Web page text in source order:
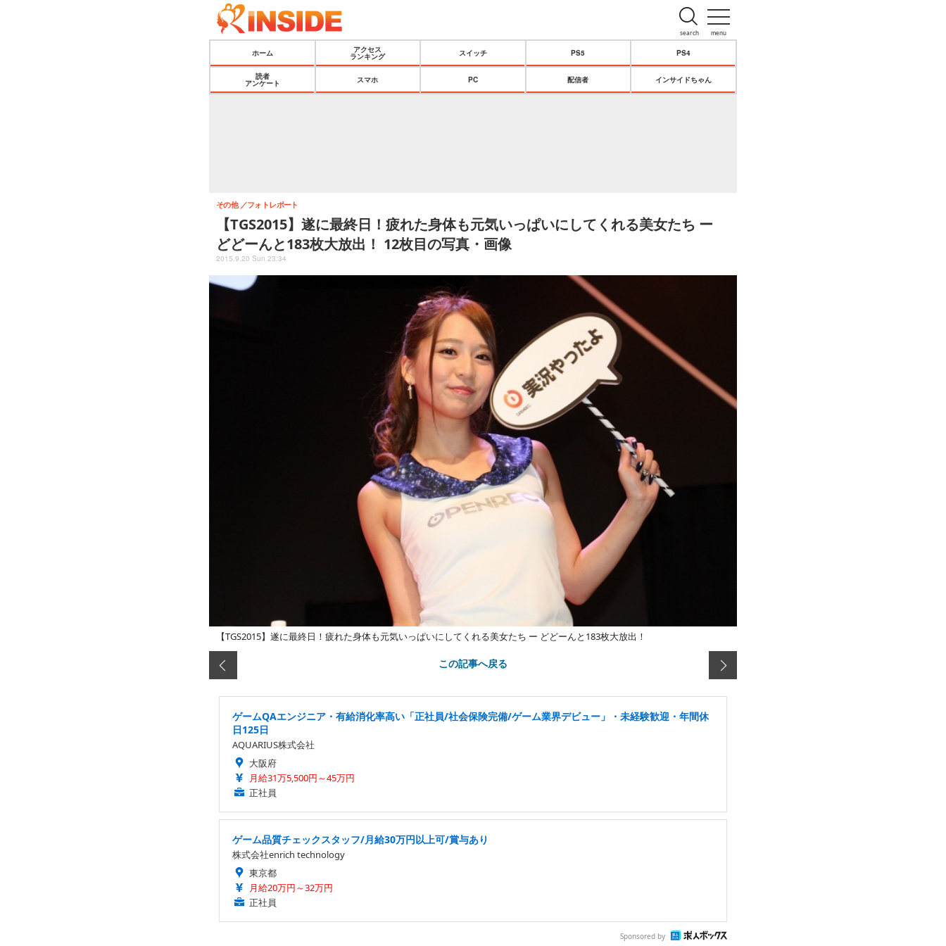
menu
search
ホーム
アクセス
ランキング
スイッチ PS5 PS4
読者
アンケート
スマホ PC 配信者 インサイドちゃん
【TGS2015】遂に最終日！疲れた身体も元気いっぱいにしてくれる美女たち ー
どどーんと183枚大放出！ 12枚目の写真・画像
その他 フォトレポート
2015.9.20 Sun 23:34
【TGS2015】遂に最終日！疲れた身体も元気いっぱいにしてくれる美女たち ー どどーんと183枚大放出！
この記事へ戻る
ゲームQAエンジニア・有給消化率高い「正社員/社会保険完備/ゲーム業界デビュー」・未経験歓迎・年間休
日125日
AQUARIUS株式会社
大阪府
月給31万5,500円～45万円
正社員
ゲーム品質チェックスタッフ/月給30万円以上可/賞与あり
株式会社enrich technology
東京都
月給20万円～32万円
正社員
Sponsored by